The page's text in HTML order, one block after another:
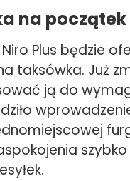
na początek
Niro Plus będzie
taksówka. Już
ją do